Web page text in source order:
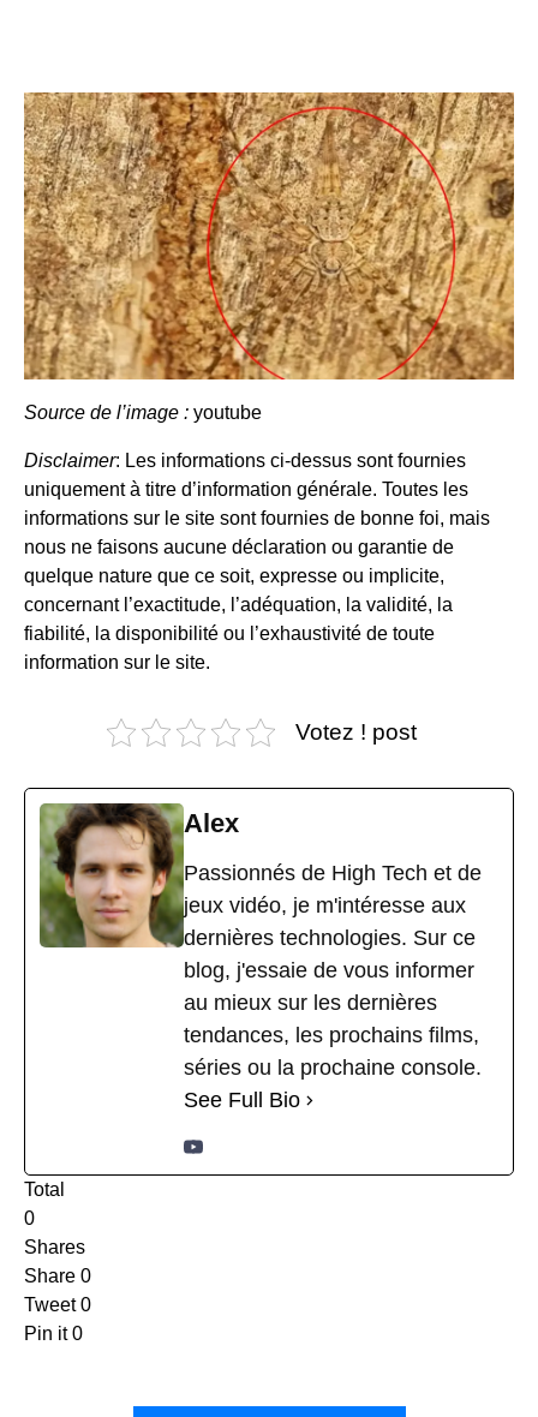
Source de l’image : youtube
Disclaimer: Les informations ci-dessus sont fournies
uniquement à titre d’information générale. Toutes les
informations sur le site sont fournies de bonne foi, mais
nous ne faisons aucune déclaration ou garantie de
quelque nature que ce soit, expresse ou implicite,
concernant l’exactitude, l’adéquation, la validité, la
fiabilité, la disponibilité ou l’exhaustivité de toute
information sur le site.
Votez ! post
Alex
Passionnés de High Tech et de
jeux vidéo, je m'intéresse aux
dernières technologies. Sur ce
blog, j'essaie de vous informer
au mieux sur les dernières
tendances, les prochains films,
séries ou la prochaine console.
See Full Bio
Total
0
Shares
Share 0
Tweet 0
Pin it 0